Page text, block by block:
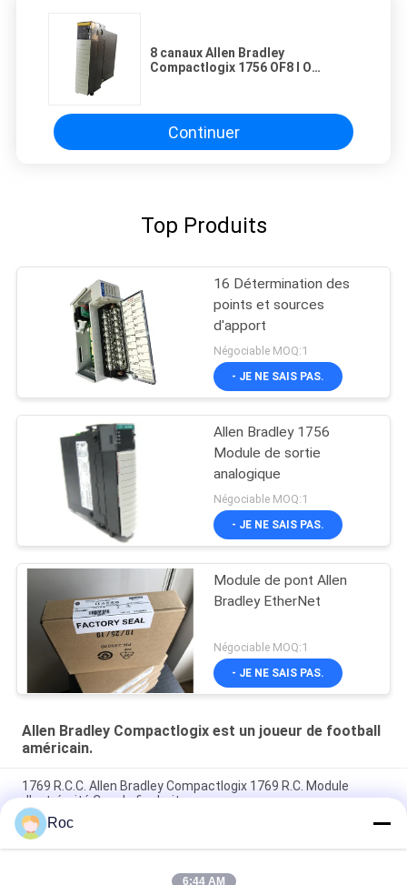
8 canaux Allen Bradley
Compactlogix 1756 OF8 I O
Continuer
Top Produits
16 Détermination des
points et sources
d'apport
Négociable MOQ:1
- JE NE SAIS PAS.
Allen Bradley 1756
Module de sortie
analogique
Négociable MOQ:1
- JE NE SAIS PAS.
Module de pont Allen
Bradley EtherNet
Négociable MOQ:1
- JE NE SAIS PAS.
Allen Bradley Compactlogix est un joueur de football
américain.
1769 R.C.C. Allen Bradley Compactlogix 1769 R.C. Module
d'extrémité Cap de fin droite
Allen Bradley 1756 OA16I ControlLogix, 74-265V Module de
sortie analogique isolé AC 16-Ch
Roc
6:44 AM